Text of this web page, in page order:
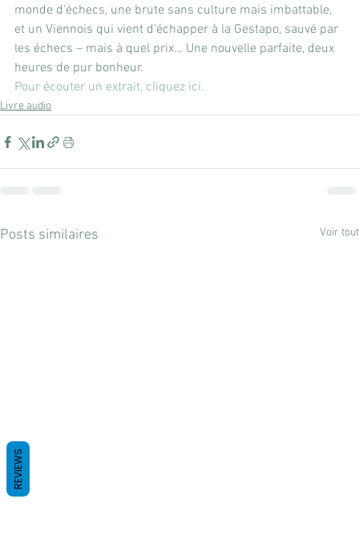
monde d’échecs, une brute sans culture mais imbattable,
et un Viennois qui vient d’échapper à la Gestapo, sauvé par
les échecs – mais à quel prix… Une nouvelle parfaite, deux
heures de pur bonheur.
Pour écouter un extrait, cliquez ici.
Livre audio
Posts similaires Voir tout
REVIEWS